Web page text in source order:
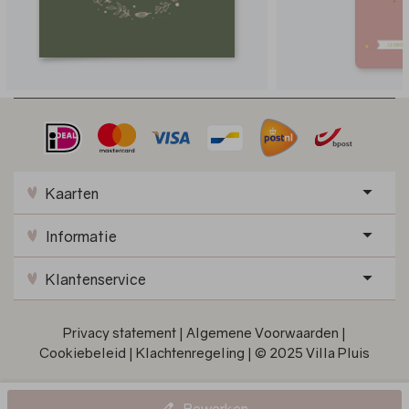
Kaarten
Informatie
Klantenservice
Privacy statement | Algemene Voorwaarden |
Cookiebeleid | Klachtenregeling | © 2025 Villa Pluis